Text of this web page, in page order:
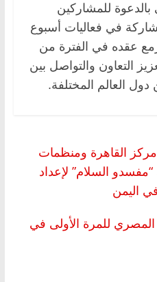
بالدعوة للمشاركين
في فعاليات أسبوع
عقده في الفترة من
لتعزيز التعاون والتواصل بين
العالم المختلفة.
القاهرة ومنظمات
السلام” لإعداد
اليمن
للمرة الأولى في